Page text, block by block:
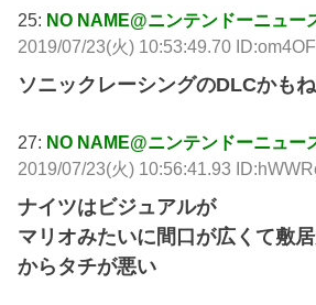
25: NO NAME@ニンテンドーニュー
2019/07/23(火) 10:53:49.70
ソニックレーシングのDLCかもね
27: NO NAME@ニンテンドーニュー
2019/07/23(火) 10:56:41.93
ナイツはビジュアルが
マリオみたいに間口が広くて敷
からタチが悪い